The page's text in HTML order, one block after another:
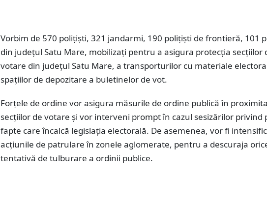
Vorbim de 570 poliţişti, 321 jandarmi, 190 polițiști de frontieră, 101
din județul Satu Mare, mobilizați pentru a asigura protecția secțiilor
votare din județul Satu Mare, a transporturilor cu materiale
spațiilor de depozitare a buletinelor de vot.
Forțele de ordine vor asigura măsurile de ordine publică în
secțiilor de votare și vor interveni prompt în cazul sesizărilor privind
fapte care încalcă legislația electorală. De asemenea, vor fi
acțiunile de patrulare în zonele aglomerate, pentru a descuraja
tentativă de tulburare a ordinii publice.